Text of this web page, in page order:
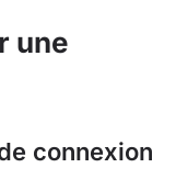
une
connexion